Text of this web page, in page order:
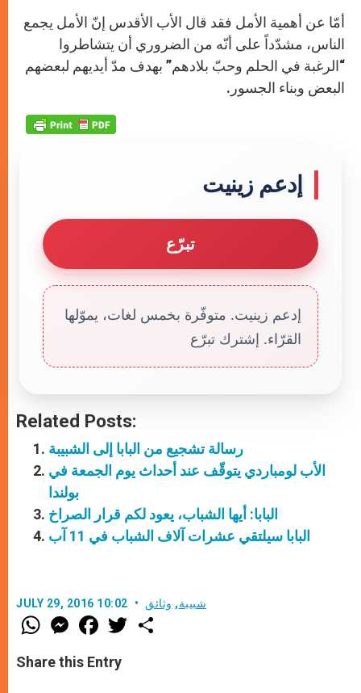
أمّا عن أهمية الأمل فقد قال الأب الأقدس إنّ الأمل يجمع
الناس، مشدّداً على أنّه من الضروري أن يتشاطروا
“الرغبة في الحلم وحبّ بلادهم” بهدف مدّ أيديهم لبعضهم
البعض وبناء الجسور.
إدعم زينيت
تبرّع
إدعم زينيت. متوفّرة بخمس لغات، يموّلها
القرّاء. إشترك تبرّع
Related Posts:
رسالة تشجيع من البابا إلى الشبيبة
الأب لومباردي يتوقّف عند أحداث يوم الجمعة في
بولندا
البابا: أيها الشباب، يعود لكم قرار الصراخ
البابا سيلتقي عشرات آلاف الشباب في 11 آب
JULY 29, 2016 10:02 شبيبة, وثائق
W
h
t
s
M
e
s
e
F
a
e
b
w
Share this Entry